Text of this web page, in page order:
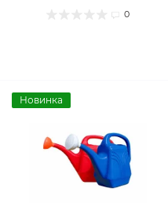
0
Новинка